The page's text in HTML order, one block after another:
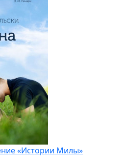
«Истории Милы»